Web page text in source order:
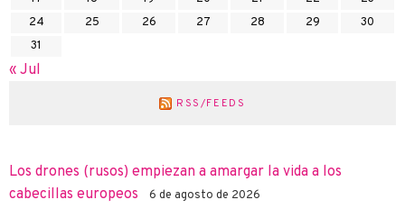
24
25 26 27 28 29
30
31
« Jul
RSS/FEEDS
Los drones (rusos) empiezan a amargar la vida a los
cabecillas europeos
6 de agosto de 2026